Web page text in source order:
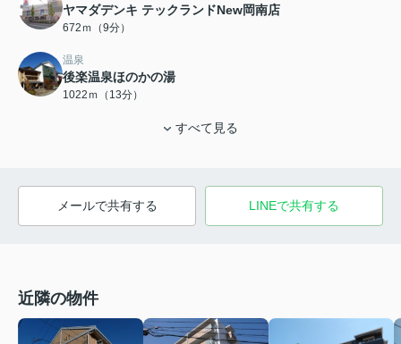
ヤマダデンキ テックランドNew岡南店
672ｍ（9分）
温泉
後楽温泉ほのかの湯
1022ｍ（13分）
すべて見る
メールで共有する LINEで共有する
近隣の物件